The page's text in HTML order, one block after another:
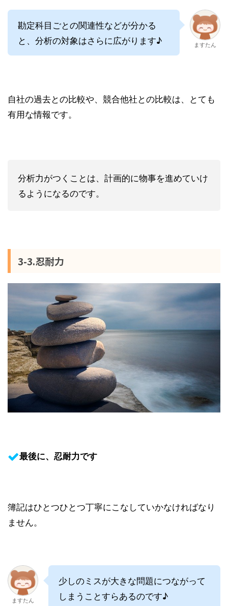
勘定科目ごとの関連性などが分かる
と、分析の対象はさらに広がります♪
ますたん
自社の過去との比較や、競合他社との比較は、とても
有用な情報です。
分析力がつくことは、計画的に物事を進めていけ
るようになるのです。
3-3.忍耐力
最後に、忍耐力です
簿記はひとつひとつ丁寧にこなしていかなければなり
ません。
ますたん
少しのミスが大きな問題につながって
しまうことすらあるのです♪